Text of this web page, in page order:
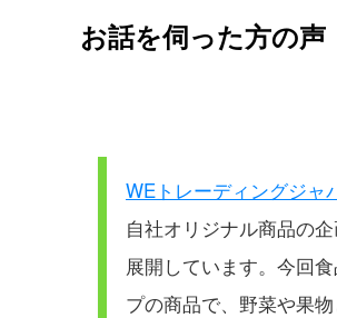
お話を伺った方の声
WEトレーディングジャ
自社オリジナル商品の
展開しています。今回
プの商品で、野菜や果